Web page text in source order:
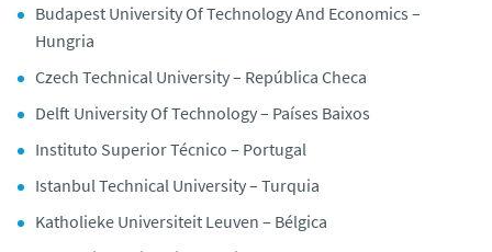
Budapest University Of Technology And Economics –
Hungria
Czech Technical University – República Checa
Delft University Of Technology – Países Baixos
Instituto Superior Técnico – Portugal
Istanbul Technical University – Turquia
Katholieke Universiteit Leuven – Bélgica